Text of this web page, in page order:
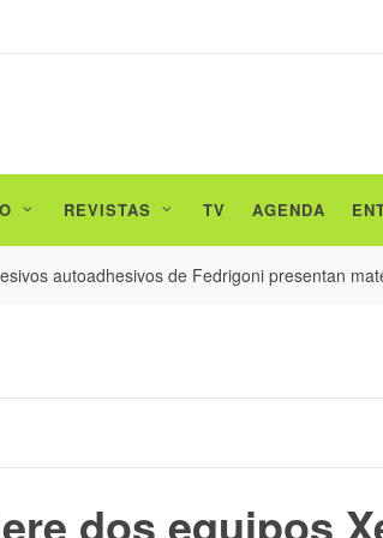
REVISTAS TV AGENDA
autoadhesivos de Fedrigoni presentan
dos equipos